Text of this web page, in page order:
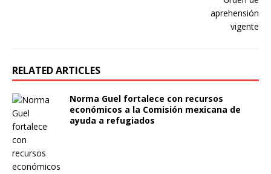
RELATED ARTICLES
Norma Guel fortalece con recursos
económicos a la Comisión mexicana de
ayuda a refugiados